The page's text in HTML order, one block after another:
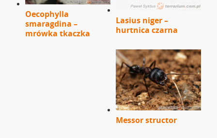
Oecophylla
smaragdina –
mrówka tkaczka
Lasius niger –
hurtnica czarna
Messor structor